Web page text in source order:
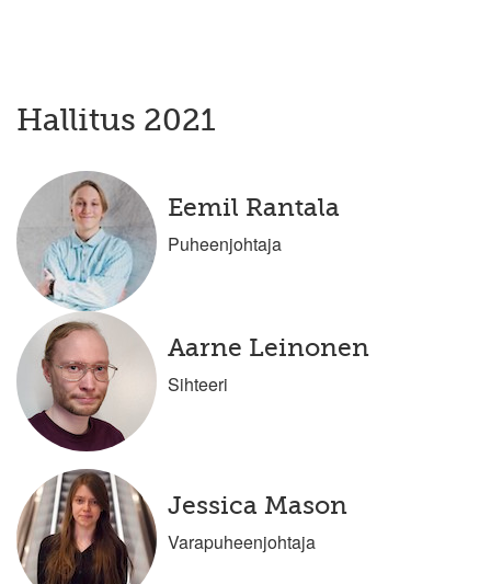
Hallitus 2021
Eemil Rantala
Puheenjohtaja
Aarne Leinonen
Sihteeri
Jessica Mason
Varapuheenjohtaja